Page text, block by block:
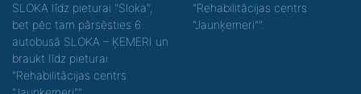
SLOKA līdz pieturai "Sloka",
bet pēc tam pārsēsties 6.
autobusā SLOKA – ĶEMERI un
braukt līdz pieturai
"Rehabilitācijas centrs
"Rehabilitācijas centrs
"Jaunķemeri"".